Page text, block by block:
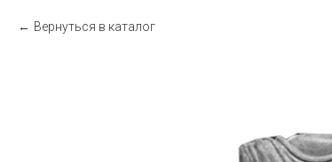
Вернуться в каталог